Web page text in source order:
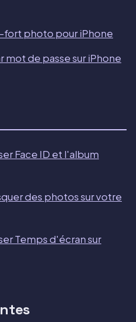
photo pour iPhone
mot de passe sur iPhone
Face ID et l'album
des photos sur votre
Temps d'écran sur